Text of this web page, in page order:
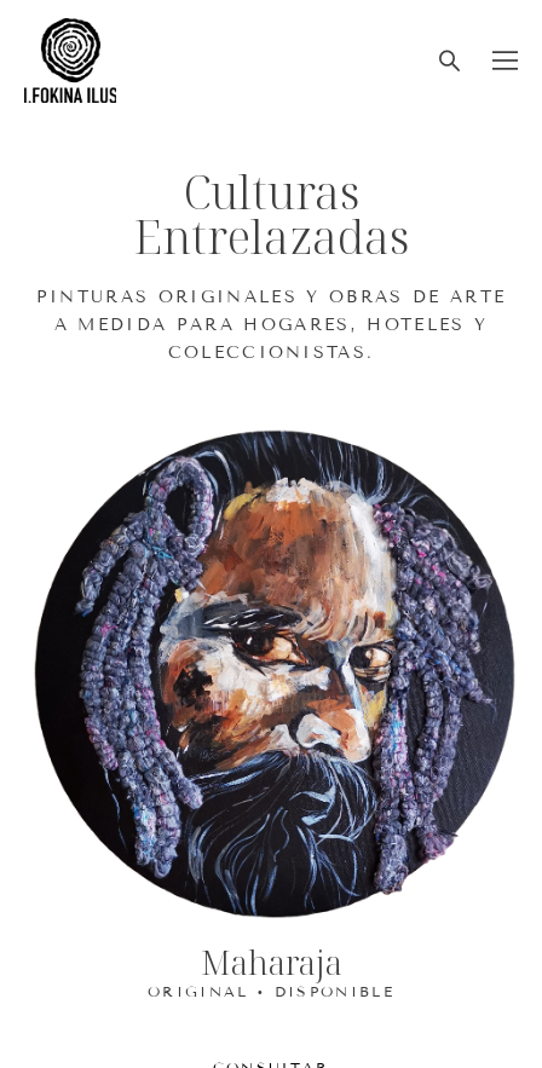
Culturas
Entrelazadas
PINTURAS ORIGINALES Y OBRAS DE ARTE
A MEDIDA PARA HOGARES, HOTELES Y
COLECCIONISTAS.
Maharaja
ORIGINAL • DISPONIBLE